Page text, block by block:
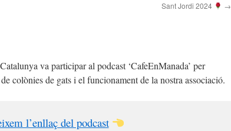
Sant Jordi 2024 →
va participar al podcast ‘CafeEnManada’ per
colònies de gats i el funcionament de la nostra associació.
l’enllaç del podcast